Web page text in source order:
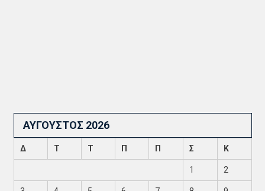
ΑΎΓΟΥΣΤΟΣ 2026
Δ Τ Τ Π Π Σ Κ
1 2